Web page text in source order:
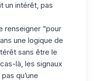
un intérêt, pas
renseigner “pour
une logique de
sans être le
là, les signaux
qu’une